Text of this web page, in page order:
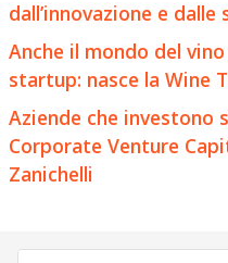
dall’innovazione e
Anche il mondo del
startup: nasce la Wine
Aziende che investono
Corporate Venture
Zanichelli